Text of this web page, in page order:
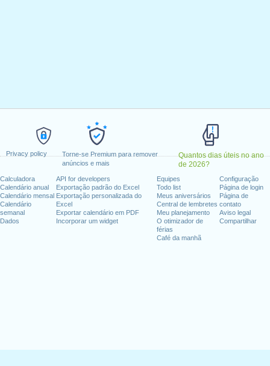
Privacy policy
Torne-se Premium para remover
anúncios e mais
Quantos dias úteis no ano
de 2026?
Calculadora
Calendário anual
Calendário mensal
Calendário
semanal
Dados
API for developers
Exportação padrão do Excel
Exportação personalizada do
Excel
Exportar calendário em PDF
Incorporar um widget
Equipes
Todo list
Meus aniversários
Central de lembretes
Meu planejamento
O otimizador de
férias
Café da manhã
Configuração
Página de login
Página de
contato
Aviso legal
Compartilhar
4, 2023
9, 2023
feira, novembro 10, 2023
23, 2023
25, 2023
de semana